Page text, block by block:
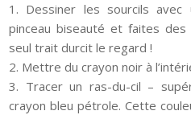
1. Dessiner les sourcils
pinceau biseauté et faites
seul trait durcit le regard !
2. Mettre du crayon noir à
3. Tracer un ras-du-cil –
crayon bleu pétrole. Cette